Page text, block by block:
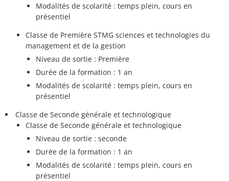
Modalités de scolarité : temps plein, cours en
présentiel
Classe de Première STMG sciences et technologies du
management et de la gestion
Niveau de sortie : Première
Durée de la formation : 1 an
Modalités de scolarité : temps plein, cours en
présentiel
Classe de Seconde générale et technologique
Classe de Seconde générale et technologique
Niveau de sortie : seconde
Durée de la formation : 1 an
Modalités de scolarité : temps plein, cours en
présentiel